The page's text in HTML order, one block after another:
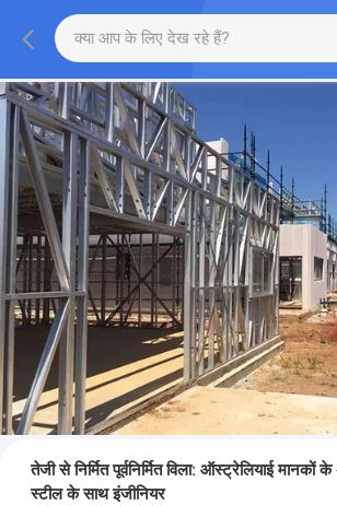
तेजी से निर्मित पूर्वनिर्मित विला: ऑस्ट्रेलियाई मानकों
स्टील के साथ इंजीनियर